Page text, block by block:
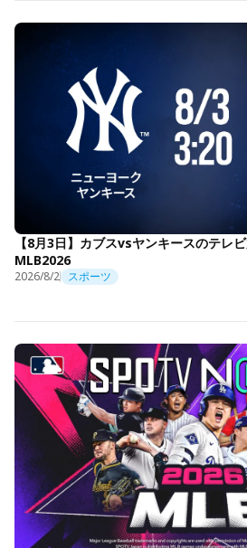
【8月3日】カブスvsヤンキースのテレ
MLB2026
2026/8/2 スポーツ